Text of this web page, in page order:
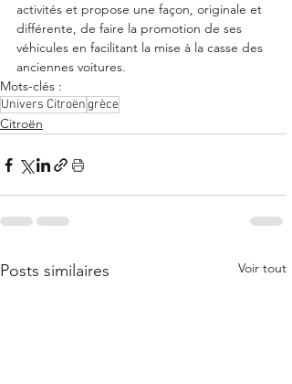
activités et propose une façon, originale et
différente, de faire la promotion de ses
véhicules en facilitant la mise à la casse des
anciennes voitures.
Mots-clés :
Univers Citroëngrèce
Citroën
Posts similaires Voir tout